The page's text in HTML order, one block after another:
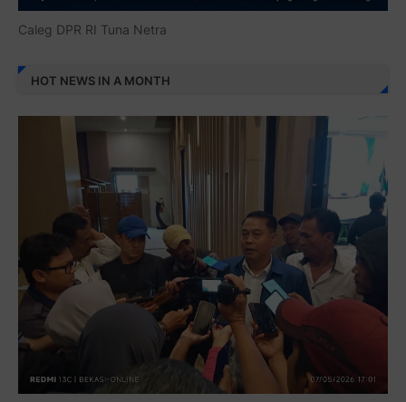
Caleg DPR RI Tuna Netra
HOT NEWS IN A MONTH